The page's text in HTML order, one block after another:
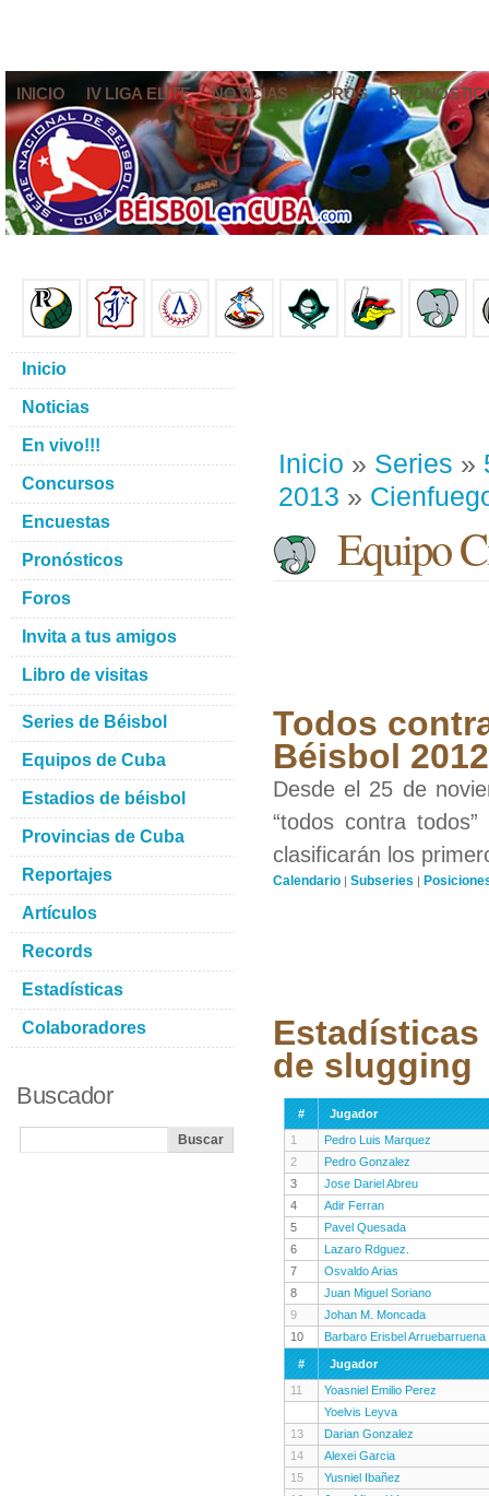
INICIO IV LIGA ELITE NOTICIAS FOROS
Inicio » Series »
2013 »
Equipo
Todos
Béisbol
Desde el 25 de
“todos contra
clasificarán los
Calendario | Subseries |
Estadísticas
de slugging
#
Jugador
1
Pedro Luis Marquez
2
Pedro Gonzalez
3
Jose Dariel Abreu
4
Adir Ferran
5
Pavel Quesada
6
Lazaro Rdguez.
7
Osvaldo Arias
8
Juan Miguel Soriano
9
Johan M. Moncada
10
Barbaro Erisbel Arruebarruena
#
Jugador
11
Yoasniel Emilio Perez
Yoelvis Leyva
13
Darian Gonzalez
14
Alexei Garcia
15
Yusniel Ibañez
Inicio
Noticias
En vivo!!!
Concursos
Encuestas
Pronósticos
Foros
Invita a tus amigos
Libro de visitas
Series de Béisbol
Equipos de Cuba
Estadios de béisbol
Provincias de Cuba
Reportajes
Artículos
Records
Estadísticas
Colaboradores
Buscador